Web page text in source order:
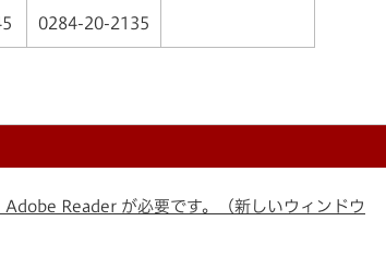
0284-20-2135
Reader が必要です。（新しいウィンドウ